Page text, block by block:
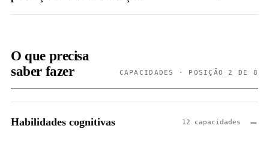
O que precisa
saber fazer
CAPACIDADES · POSIÇÃO 2 DE 8
Habilidades cognitivas 12 capacidades